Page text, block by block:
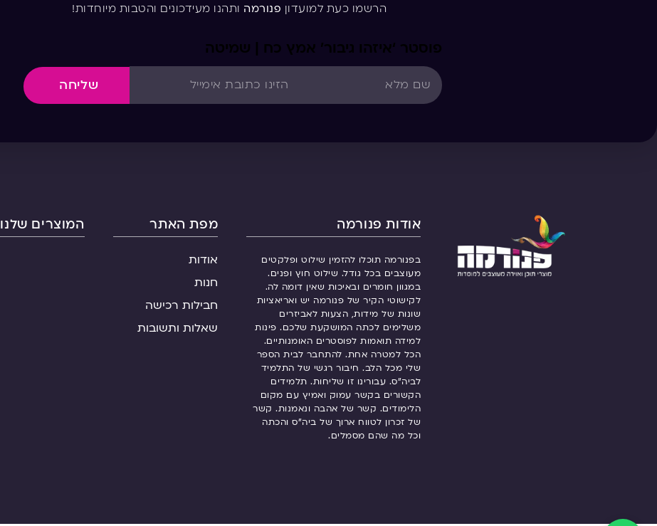
הרשמו כעת למועדון פנורמה ותהנו מעידכונים והטבות מיוחדות!
פוסטר ‘איזהו גיבור’ אמץ כח | שמיטה
שליחה
אודות פנורמה
בפנורמה תוכלו להזמין שילוט ופלקטים
מעוצבים בכל גודל. שילוט חוץ ופנים.
במגוון חומרים ובאיכות שאין דומה לה.
לקישוטי הקיר של פנורמה יש ואריאציות
שונות של מידות, הצעות לאביזרים
משלימים לכתה המושקעת שלכם. פינות
למידה תואמות לפוסטרים האומנותיים.
הכל למטרה אחת. להתחבר לבית הספר
שלי מכל הלב. חיבור רגשי של התלמיד
לביה”ס. עבורינו זו שליחות. תלמידים
הקשורים בקשר עמוק ואמיץ עם מקום
הלימודים. קשר של אהבה ונאמנות. קשר
של זכרון לטווח ארוך של ביה”ס והכתה
וכל מה שהם מסמלים.
מפת האתר
אודות
חנות
חבילות רכישה
שאלות ותשובות
המוצרים שלנו